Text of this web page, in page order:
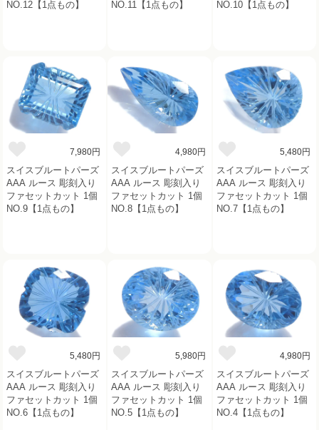
NO.12【1点もの】
NO.11【1点もの】
NO.10【1点もの】
7,980円
スイスブルートパーズ
AAA ルース 彫刻入り
ファセットカット 1個
NO.9【1点もの】
4,980円
スイスブルートパーズ
AAA ルース 彫刻入り
ファセットカット 1個
NO.8【1点もの】
5,480円
スイスブルートパーズ
AAA ルース 彫刻入り
ファセットカット 1個
NO.7【1点もの】
5,480円
スイスブルートパーズ
AAA ルース 彫刻入り
ファセットカット 1個
NO.6【1点もの】
5,980円
スイスブルートパーズ
AAA ルース 彫刻入り
ファセットカット 1個
NO.5【1点もの】
4,980円
スイスブルートパーズ
AAA ルース 彫刻入り
ファセットカット 1個
NO.4【1点もの】